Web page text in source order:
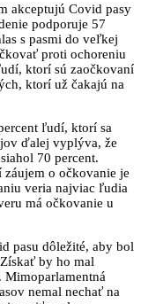
akceptujú Covid pasy
podporuje 57
s pasmi do veľkej
proti ochoreniu
ktorí sú zaočkovaní
ktorí už čakajú na
ľudí, ktorí sa
ďalej vyplýva, že
70 percent.
o očkovanie je
veria najviac ľudia
má očkovanie u
pasu dôležité, aby bol
by ho mal
nemal nechať na